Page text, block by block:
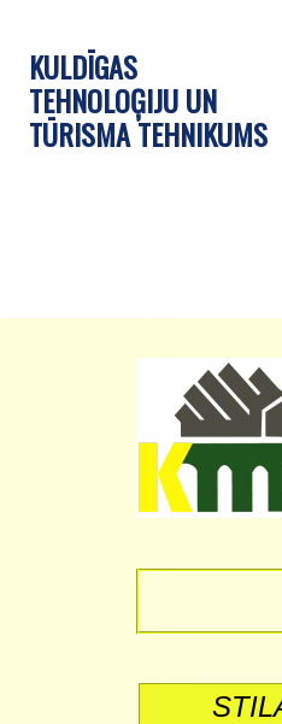
KULDĪGAS
TEHNOLOĢIJU UN
TŪRISMA TEHNIKUMS